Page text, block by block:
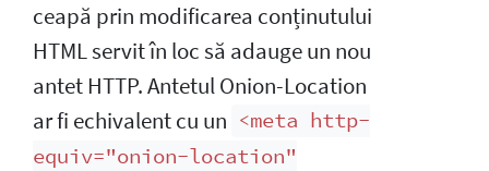
ceapă prin modificarea conținutului
HTML servit în loc să adauge un nou
antet HTTP. Antetul Onion-Location
ar fi echivalent cu un <meta http-
equiv="onion-location"